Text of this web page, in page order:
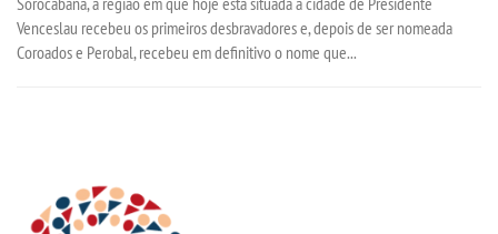
BLOG CONEXÃO UNIESP
PORTAL DE ALUNOS
Venceslau recebeu os primeiros desbravadores e, depois de ser nomeada
Coroados e Perobal, recebeu em definitivo o nome que...